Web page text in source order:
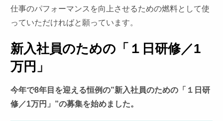
仕事のパフォーマンスを向上させるための燃料として使
っていただければと願っています。
新入社員のための「１日研修／1
万円」
今年で8年目を迎える恒例の”新入社員のための「１日研
修／1万円」”の募集を始めました。